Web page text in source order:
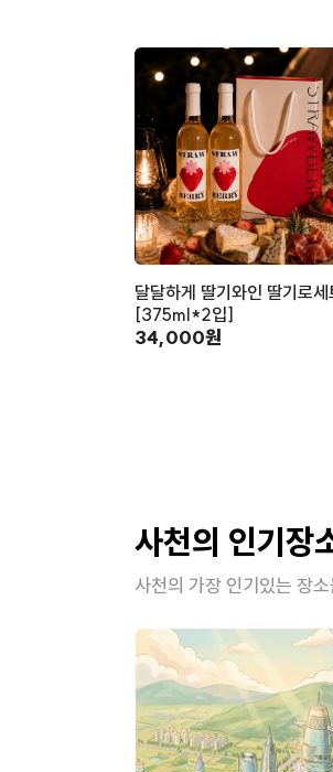
달달하게 딸기와인 딸기로세
[375ml*2입]
34,000원
사천의 인기장
사천의 가장 인기있는 장